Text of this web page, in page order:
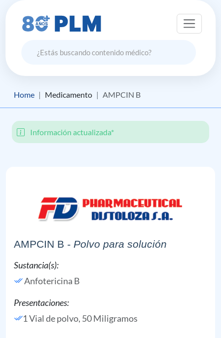
Home Medicamento AMPCIN B
Información actualizada*
AMPCIN B - Polvo para solución
Sustancia(s):
Anfotericina B
Presentaciones:
1 Vial de polvo, 50 Miligramos